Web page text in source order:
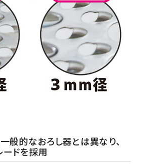
般的なおろし器とは異なり、
ドを採用